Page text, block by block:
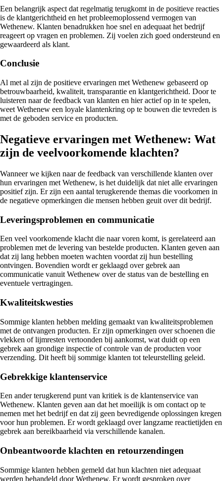
Een belangrijk aspect dat regelmatig terugkomt in de positieve reacties
is de klantgerichtheid en het probleemoplossend vermogen van
Wethenew. Klanten benadrukken hoe snel en adequaat het bedrijf
reageert op vragen en problemen. Zij voelen zich goed ondersteund en
gewaardeerd als klant.
Conclusie
Al met al zijn de positieve ervaringen met Wethenew gebaseerd op
betrouwbaarheid, kwaliteit, transparantie en klantgerichtheid. Door te
luisteren naar de feedback van klanten en hier actief op in te spelen,
weet Wethenew een loyale klantenkring op te bouwen die tevreden is
met de geboden service en producten.
Negatieve ervaringen met Wethenew: Wat
zijn de veelvoorkomende klachten?
Wanneer we kijken naar de feedback van verschillende klanten over
hun ervaringen met Wethenew, is het duidelijk dat niet alle ervaringen
positief zijn. Er zijn een aantal terugkerende themas die voorkomen in
de negatieve opmerkingen die mensen hebben geuit over dit bedrijf.
Leveringsproblemen en communicatie
Een veel voorkomende klacht die naar voren komt, is gerelateerd aan
problemen met de levering van bestelde producten. Klanten geven aan
dat zij lang hebben moeten wachten voordat zij hun bestelling
ontvingen. Bovendien wordt er geklaagd over gebrek aan
communicatie vanuit Wethenew over de status van de bestelling en
eventuele vertragingen.
Kwaliteitskwesties
Sommige klanten hebben melding gemaakt van kwaliteitsproblemen
met de ontvangen producten. Er zijn opmerkingen over schoenen die
vlekken of lijmresten vertoonden bij aankomst, wat duidt op een
gebrek aan grondige inspectie of controle van de producten voor
verzending. Dit heeft bij sommige klanten tot teleurstelling geleid.
Gebrekkige klantenservice
Een ander terugkerend punt van kritiek is de klantenservice van
Wethenew. Klanten geven aan dat het moeilijk is om contact op te
nemen met het bedrijf en dat zij geen bevredigende oplossingen kregen
voor hun problemen. Er wordt geklaagd over langzame reactietijden en
gebrek aan bereikbaarheid via verschillende kanalen.
Onbeantwoorde klachten en retourzendingen
Sommige klanten hebben gemeld dat hun klachten niet adequaat
werden behandeld door Wethenew. Er wordt gesproken over